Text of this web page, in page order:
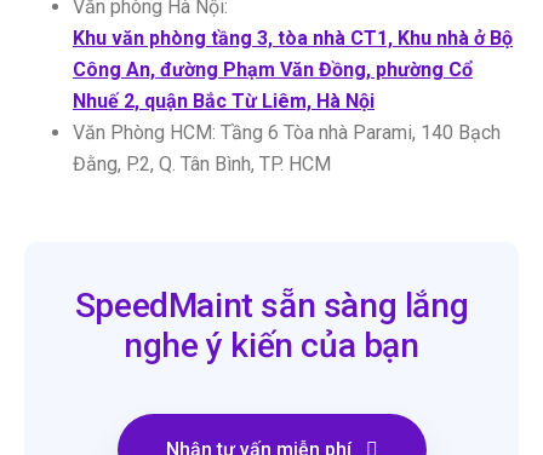
Văn phòng Hà Nội:
Khu văn phòng tầng 3, tòa nhà CT1, Khu nhà ở Bộ
Công An, đường Phạm Văn Đồng, phường Cổ
Nhuế 2, quận Bắc Từ Liêm, Hà Nội
Văn Phòng HCM: Tầng 6 Tòa nhà Parami, 140 Bạch
Đằng, P.2, Q. Tân Bình, TP. HCM
SpeedMaint sẵn sàng lắng
nghe ý kiến của bạn
Nhận tư vấn miễn phí